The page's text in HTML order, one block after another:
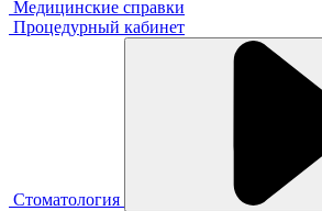
Медицинские справки
Процедурный кабинет
Стоматология